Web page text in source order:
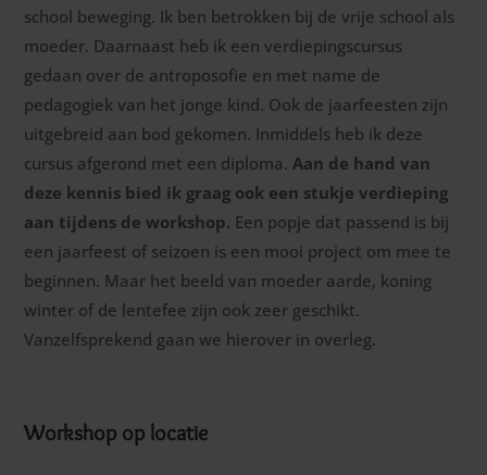
school beweging. Ik ben betrokken bij de vrije school als
moeder. Daarnaast heb ik een verdiepingscursus
gedaan over de antroposofie en met name de
pedagogiek van het jonge kind. Ook de jaarfeesten zijn
uitgebreid aan bod gekomen. Inmiddels heb ik deze
cursus afgerond met een diploma.Aan de hand van
deze kennis bied ik graag ook een stukje verdieping
aan tijdens de workshop. Een popje dat passend is bij
een jaarfeest of seizoen is een mooi project om mee te
beginnen. Maar het beeld van moeder aarde, koning
winter of de lentefee zijn ook zeer geschikt.
Vanzelfsprekend gaan we hierover in overleg.
Workshop op locatie